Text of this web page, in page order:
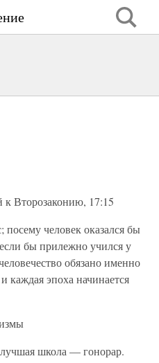
Второзаконию, 17:15
человек оказался бы
бы прилежно учился у
обязано именно
каждая эпоха начинается
школа — гонорар.